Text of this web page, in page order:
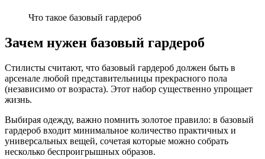
Что такое базовый гардероб
Зачем нужен базовый гардероб
Стилисты считают, что базовый гардероб должен быть в
арсенале любой представительницы прекрасного пола
(независимо от возраста). Этот набор существенно упрощает
жизнь.
Выбирая одежду, важно помнить золотое правило: в базовый
гардероб входит минимальное количество практичных и
универсальных вещей, сочетая которые можно собрать
несколько беспроигрышных образов.